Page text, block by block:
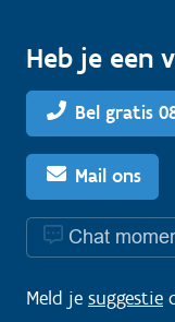
Heb je een
Bel gratis
Mail ons
Chat
Meld je suggestie